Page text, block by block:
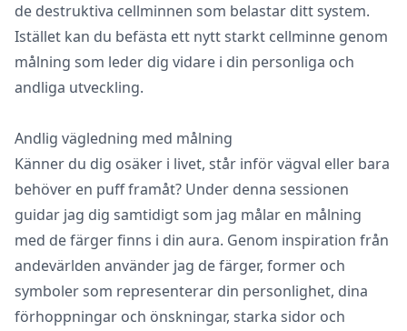
de destruktiva cellminnen som belastar ditt system.
Istället kan du befästa ett nytt starkt cellminne genom
målning som leder dig vidare i din personliga och
andliga utveckling.
Andlig vägledning med målning
Känner du dig osäker i livet, står inför vägval eller bara
behöver en puff framåt? Under denna sessionen
guidar jag dig samtidigt som jag målar en målning
med de färger finns i din aura. Genom inspiration från
andevärlden använder jag de färger, former och
symboler som representerar din personlighet, dina
förhoppningar och önskningar, starka sidor och